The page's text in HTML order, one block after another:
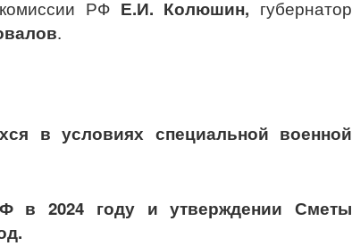
РФ Е.И. Колюшин, губернатор
.
в условиях специальной военной
в 2024 году и утверждении Сметы